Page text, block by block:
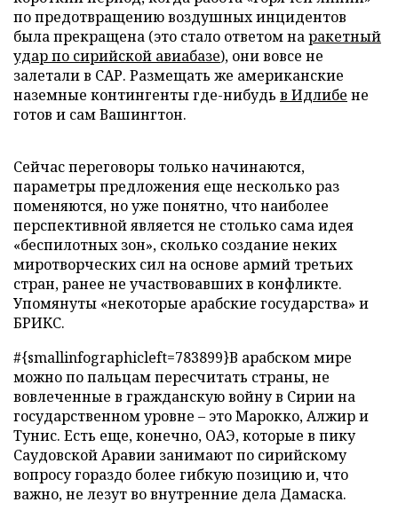
по предотвращению воздушных инцидентов
была прекращена (это стало ответом наракетный
удар по сирийской авиабазе), они вовсе не
залетали в САР. Размещать же американские
наземные контингенты где-нибудь в Идлибе не
готов и сам Вашингтон.
Сейчас переговоры только начинаются,
параметры предложения еще несколько раз
поменяются, но уже понятно, что наиболее
перспективной является не столько сама идея
«беспилотных зон», сколько создание неких
миротворческих сил на основе армий третьих
стран, ранее не участвовавших в конфликте.
Упомянуты «некоторые арабские государства» и
БРИКС.
#{smallinfographicleft=783899}В арабском мире
можно по пальцам пересчитать страны, не
вовлеченные в гражданскую войну в Сирии на
государственном уровне – это Марокко, Алжир и
Тунис. Есть еще, конечно, ОАЭ, которые в пику
Саудовской Аравии занимают по сирийскому
вопросу гораздо более гибкую позицию и, что
важно, не лезут во внутренние дела Дамаска.